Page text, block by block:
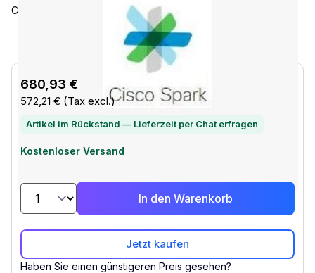
Cisco ASR920 Series - Metro Access
680,93 €
572,21 € (Tax excl.)
Artikel im Rückstand — Lieferzeit per Chat erfragen
Kostenloser Versand
In den Warenkorb
Jetzt kaufen
Haben Sie einen günstigeren Preis gesehen?